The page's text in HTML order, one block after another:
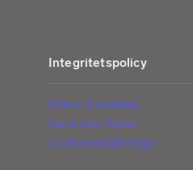
Integritetspolicy
Kakor (Cookies)
Lista över kakor
Cookieinställningar